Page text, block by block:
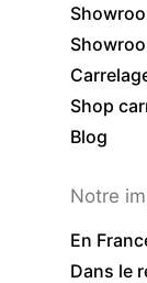
Shop
Blog
Notre
En
Dans le